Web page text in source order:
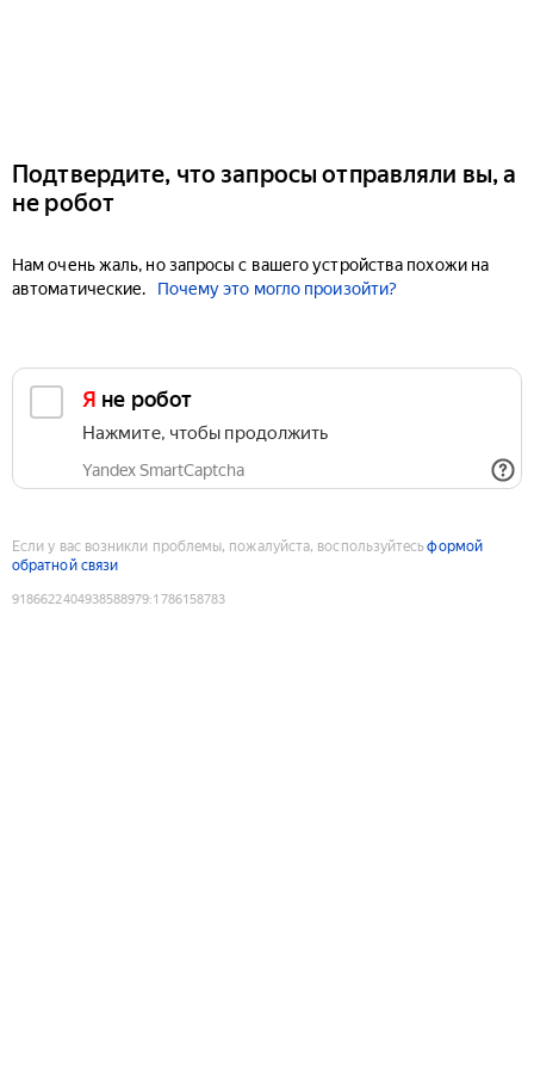
Подтвердите, что запросы отправляли вы, а
не робот
Нам очень жаль, но запросы с вашего устройства похожи на
автоматические.
Почему это могло произойти?
Я не робот
Нажмите, чтобы продолжить
Yandex SmartCaptcha
Если у вас возникли проблемы, пожалуйста, воспользуйтесьформой
обратной связи
9186622404938588979:1786158783